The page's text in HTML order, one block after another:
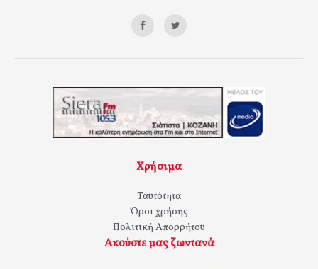
Χρήσιμα
Ταυτότητα
Όροι χρήσης
Πολιτική Απορρήτου
Ακούστε μας ζωντανά